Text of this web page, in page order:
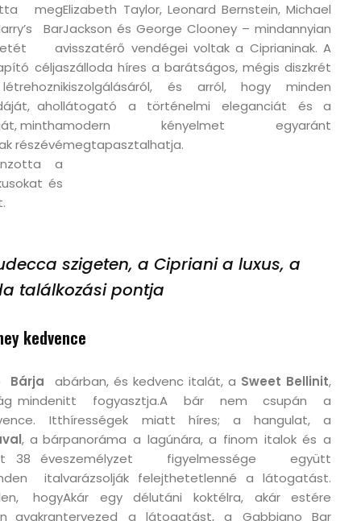
meg
Bar
a
célja
ahol
mintha
részévé
a
és
Elizabeth Taylor, Leonard Bernstein, Michael
Jackson és George Clooney – mindannyian
visszatérő vendégei voltak a Ciprianinak. A
szálloda híres a barátságos, mégis diszkrét
kiszolgálásáról, és arról, hogy minden
látogató a történelmi eleganciát és a
modern kényelmet egyaránt
megtapasztalhatja.
szigeten, a Cipriani a luxus, a
találkozási pontja
kedvence
Bárja a
minden
Itt
, a bár
38 éve
ital
hogy
gyakran
bárban, és kedvenc italát, a Sweet Bellinit,
itt fogyasztja.A bár nem csupán a
hírességek miatt híres; a hangulat, a
panoráma a lagúnára, a finom italok és a
személyzet figyelmessége együtt
varázsolják felejthetetlenné a látogatást.
Akár egy délutáni koktélra, akár estére
tervezed a látogatást, a Gabbiano Bar